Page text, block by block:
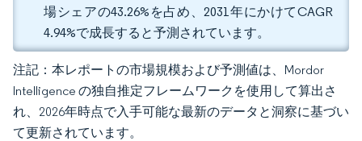
場シェアの43.26%を占め、2031年にかけてCAGR
4.94%で成長すると予測されています。
注記：本レポートの市場規模および予測値は、Mordor
Intelligence の独自推定フレームワークを使用して算出さ
れ、2026年時点で入手可能な最新のデータと洞察に基づい
て更新されています。